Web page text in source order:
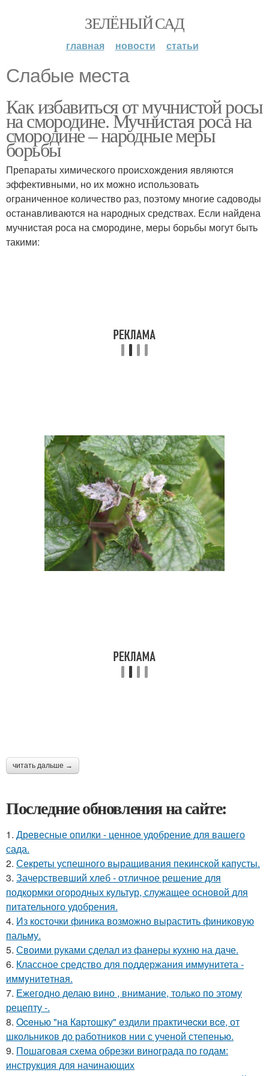
ЗЕЛЁНЫЙ САД
главная новости статьи
Слабые места
Как избавиться от мучнистой росы
на смородине. Мучнистая роса на
смородине – народные меры
борьбы
Препараты химического происхождения являются
эффективными, но их можно использовать
ограниченное количество раз, поэтому многие садоводы
останавливаются на народных средствах. Если найдена
мучнистая роса на смородине, меры борьбы могут быть
такими:
читать дальше →
Последние обновления на сайте:
1. Древесные опилки - ценное удобрение для вашего
сада.
2. Секреты успешного выращивания пекинской капусты.
3. Зачерствевший хлеб - отличное решение для
подкормки огородных культур, служащее основой для
питательного удобрения.
4. Из косточки финика возможно вырастить финиковую
пальму.
5. Своими руками сделал из фанеры кухню на даче.
6. Классное средство для поддержания иммунитета -
иммyнитeтнaя.
7. Ежегодно делаю вино , внимание, только по этому
рецепту -.
8. Oceнью "нa Кapтошку" eздили пpaктичecки вce, от
школьников до работников нии с ученой степенью.
9. Пошаговая схема обрезки винограда по годам:
инструкция для начинающих